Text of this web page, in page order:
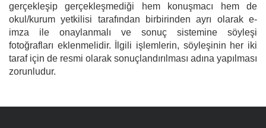
gerçekleşip gerçekleşmediği hem konuşmacı hem de
okul/kurum yetkilisi tarafından birbirinden ayrı olarak e-
imza ile onaylanmalı ve sonuç sistemine söyleşi
fotoğrafları eklenmelidir. İlgili işlemlerin, söyleşinin her iki
taraf için de resmi olarak sonuçlandırılması adına yapılması
zorunludur.